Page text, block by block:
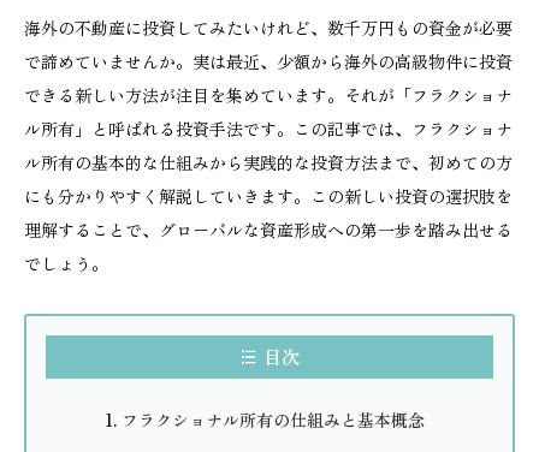
海外の不動産に投資してみたいけれど、数千万円もの資金が必要
で諦めていませんか。実は最近、少額から海外の高級物件に投資
できる新しい方法が注目を集めています。それが「フラクショナ
ル所有」と呼ばれる投資手法です。この記事では、フラクショナ
ル所有の基本的な仕組みから実践的な投資方法まで、初めての方
にも分かりやすく解説していきます。この新しい投資の選択肢を
理解することで、グローバルな資産形成への第一歩を踏み出せる
でしょう。
目次
フラクショナル所有の仕組みと基本概念